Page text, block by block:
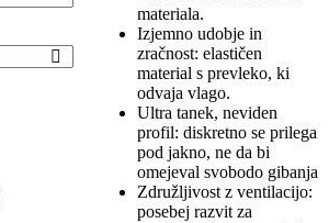
materiala.
Izjemno udobje in
zračnost: elastičen
material s prevleko, ki
odvaja vlago.
Ultra tanek, neviden
profil: diskretno se prilega
pod jakno, ne da bi
omejeval svobodo gibanja
Združljivost z ventilacijo:
posebej razvit za